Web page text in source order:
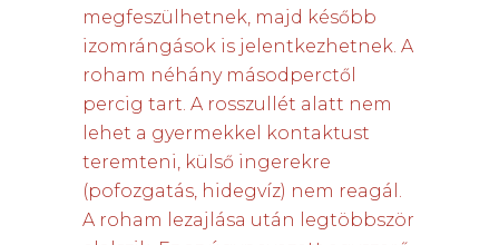
megfeszülhetnek, majd később
izomrángások is jelentkezhetnek. A
roham néhány másodperctől
percig tart. A rosszullét alatt nem
lehet a gyermekkel kontaktust
teremteni, külső ingerekre
(pofozgatás, hidegvíz) nem reagál.
A roham lezajlása után legtöbbször